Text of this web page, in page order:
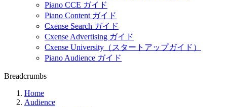
Piano CCE ガイド
Piano Content ガイド
Cxense Search ガイド
Cxense Advertising ガイド
Cxense University（スタートアップガイド）
Piano Audience ガイド
Breadcrumbs
Home
Audience